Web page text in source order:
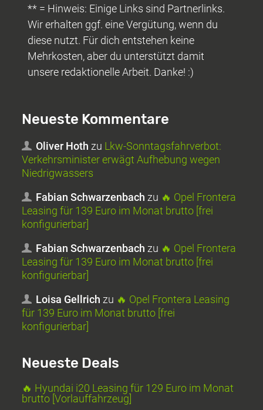
** = Hinweis: Einige Links sind Partnerlinks.
Wir erhalten ggf. eine Vergütung, wenn du
diese nutzt. Für dich entstehen keine
Mehrkosten, aber du unterstützt damit
unsere redaktionelle Arbeit. Danke! :)
Neueste Kommentare
Oliver Hoth zu Lkw-Sonntagsfahrverbot:
Verkehrsminister erwägt Aufhebung wegen
Niedrigwassers
Fabian Schwarzenbach zu 🔥 Opel Frontera
Leasing für 139 Euro im Monat brutto [frei
konfigurierbar]
Fabian Schwarzenbach zu 🔥 Opel Frontera
Leasing für 139 Euro im Monat brutto [frei
konfigurierbar]
Loisa Gellrich zu 🔥 Opel Frontera Leasing
für 139 Euro im Monat brutto [frei
konfigurierbar]
Neueste Deals
🔥 Hyundai i20 Leasing für 129 Euro im Monat
brutto [Vorlauffahrzeug]